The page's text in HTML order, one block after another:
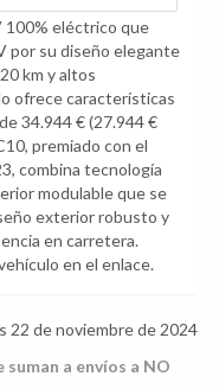
100% eléctrico que
por su diseño elegante
km y altos
ofrece características
34.944 € (27.944 €
premiado con el
combina tecnología
modulable que se
exterior robusto y
en carretera.
en el enlace.
22 de noviembre de 2024
a envíos a NO